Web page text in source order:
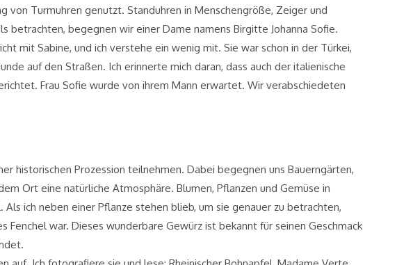
von Turmuhren genutzt. Standuhren in Menschengröße, Zeiger und
begegnen wir einer Dame namens Birgitte Johanna Sofie.
mit Sabine, und ich verstehe ein wenig mit. Sie war schon in der Türkei,
auf den Straßen. Ich erinnerte mich daran, dass auch der italienische
Frau Sofie wurde von ihrem Mann erwartet. Wir verabschiedeten
historischen Prozession teilnehmen. Dabei begegnen uns Bauerngärten,
Ort eine natürliche Atmosphäre. Blumen, Pflanzen und Gemüse in
ich neben einer Pflanze stehen blieb, um sie genauer zu betrachten,
Fenchel war. Dieses wunderbare Gewürz ist bekannt für seinen Geschmack